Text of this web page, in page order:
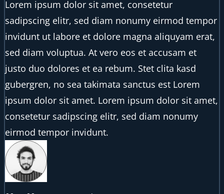
Lorem ipsum dolor sit amet, consetetur
sadipscing elitr, sed diam nonumy eirmod tempor
invidunt ut labore et dolore magna aliquyam erat,
sed diam voluptua. At vero eos et accusam et
justo duo dolores et ea rebum. Stet clita kasd
gubergren, no sea takimata sanctus est Lorem
ipsum dolor sit amet. Lorem ipsum dolor sit amet,
consetetur sadipscing elitr, sed diam nonumy
eirmod tempor invidunt.